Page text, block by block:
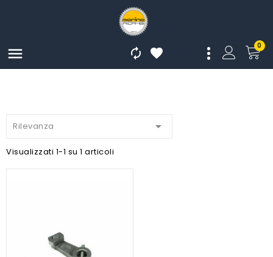
 0


Rilevanza 
Visualizzati 1-1 su 1 articoli